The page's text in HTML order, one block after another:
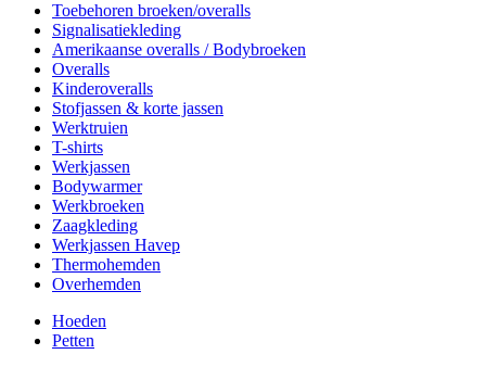
Toebehoren broeken/overalls
Signalisatiekleding
Amerikaanse overalls / Bodybroeken
Overalls
Kinderoveralls
Stofjassen & korte jassen
Werktruien
T-shirts
Werkjassen
Bodywarmer
Werkbroeken
Zaagkleding
Werkjassen Havep
Thermohemden
Overhemden
Hoeden
Petten